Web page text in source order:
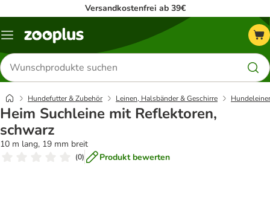
Versandkostenfrei ab 39€
Menü
Produkte
suchen
Hundefutter & Zubehör Leinen, Halsbänder & Geschirre
Heim Suchleine mit Reflektoren,
schwarz
10 m lang, 19 mm breit
(0) Produkt bewerten